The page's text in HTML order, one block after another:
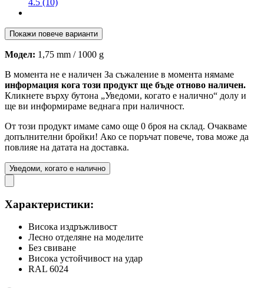
Покажи повече варианти
Модел: 1,75 mm / 1000 g
В момента не е наличен За съжаление в момента нямаме
информация кога този продукт ще бъде отново наличен.
Кликнете върху бутона „Уведоми, когато е налично“ долу и
ще ви информираме веднага при наличност.
От този продукт имаме само още 0 броя на склад. Очакваме
допълнителни бройки! Ако се поръчат повече, това може да
повлияе на датата на доставка.
Уведоми, когато е налично
Характеристики:
Висока издръжливост
Лесно отделяне на моделите
Без свиване
Висока устойчивост на удар
RAL 6024